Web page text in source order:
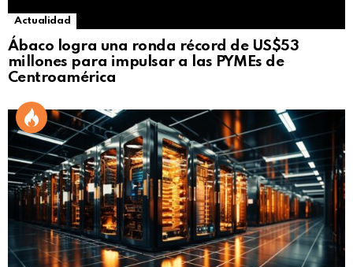
Actualidad
Ábaco logra una ronda récord de US$53
millones para impulsar a las PYMEs de
Centroamérica